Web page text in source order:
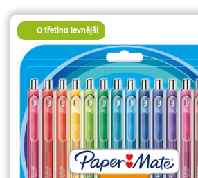
O třetinu levnější